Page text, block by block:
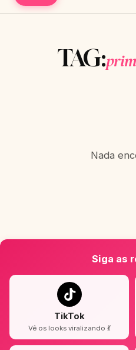
TAG:
Nada
Siga as
TikTok
Vê os looks viralizando 💃